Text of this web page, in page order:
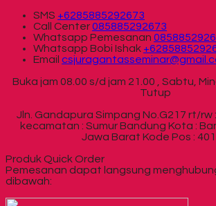
SMS +6285885292673
Call Center085885292673
Whatsapp Pemesanan
Whatsapp Bobi Ishak
Email
Buka jam 08.00 s/d jam 21.00 , Sabtu,
Tutup
Jln. Gandapura Simpang No.G217 rt/rw
kecamatan : Sumur Bandung Kota :
Jawa Barat Kode Pos :
Produk Quick Order
Pemesanan dapat langsung
dibawah: